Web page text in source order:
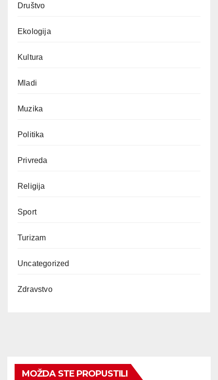
Društvo
Ekologija
Kultura
Mladi
Muzika
Politika
Privreda
Religija
Sport
Turizam
Uncategorized
Zdravstvo
MOŽDA STE PROPUSTILI